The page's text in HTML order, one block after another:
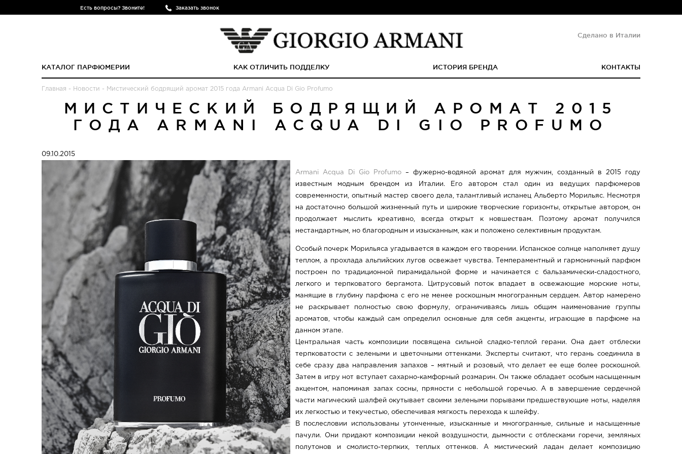
Есть вопросы? Звоните! Заказать звонок
Сделано в Италии
КАТАЛОГ ПАРФЮМЕРИИ КАК ОТЛИЧИТЬ ПОДДЕЛКУ ИСТОРИЯ БРЕНДА КОНТАКТЫ
Главная - Новости - Мистический бодрящий аромат 2015 года Armani Acqua Di Gio Profumo
МИСТИЧЕСКИЙ БОДРЯЩИЙ АРОМАТ 2015
ГОДА ARMANI ACQUA DI GIO PROFUMO
09.10.2015
Armani Acqua Di Gio Profumo – фужерно-водяной аромат для мужчин, созданный в 2015 году
известным модным брендом из Италии. Его автором стал один из ведущих парфюмеров
современности, опытный мастер своего дела, талантливый испанец Альберто Морильяс. Несмотря
на достаточно большой жизненный путь и широкие творческие горизонты, открытые автором, он
продолжает мыслить креативно, всегда открыт к новшествам. Поэтому аромат получился
нестандартным, но благородным и изысканным, как и положено селективным продуктам.
Особый почерк Морильяса угадывается в каждом его творении. Испанское солнце наполняет душу
теплом, а прохлада альпийских лугов освежает чувства. Темпераментный и гармоничный парфюм
построен по традиционной пирамидальной форме и начинается с бальзамически-сладостного,
легкого и терпковатого бергамота. Цитрусовый поток впадает в освежающие морские ноты,
манящие в глубину парфюма с его не менее роскошным многогранным сердцем. Автор намерено
не раскрывает полностью свою формулу, ограничиваясь лишь общим наименование группы
ароматов, чтобы каждый сам определил основные для себя акценты, играющие в парфюме на
данном этапе.
Центральная часть композиции посвящена сильной сладко-теплой герани. Она дает отблески
терпковатости с зелеными и цветочными оттенками. Эксперты считают, что герань соединила в
себе сразу два направления запахов – мятный и розовый, что делает ее еще более роскошной.
Затем в игру нот вступает сахарно-камфорный розмарин. Он также обладает особым насыщенным
акцентом, напоминая запах сосны, пряности с небольшой горечью. А в завершение сердечной
части магический шалфей окутывает своими зелеными порывами предшествующие ноты, наделяя
их легкостью и текучестью, обеспечивая мягкость перехода к шлейфу.
В послесловии использованы утонченные, изысканные и многогранные, сильные и насыщенные
пачули. Они придают композиции некой воздушности, дымности с отблесками горечи, земляных
полутонов и смолисто-терпких, теплых оттенков. А мистический ладан делает композицию